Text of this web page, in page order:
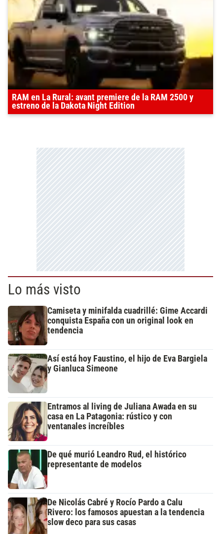
RAM en La Rural: avant premiere de la RAM 2500 y
estreno de la Dakota Night Edition
Lo más visto
Camiseta y minifalda cuadrillé: Gime Accardi
conquista España con un original look en
tendencia
Así está hoy Faustino, el hijo de Eva Bargiela
y Gianluca Simeone
Entramos al living de Juliana Awada en su
casa en La Patagonia: rústico y con
ventanales increíbles
De qué murió Leandro Rud, el histórico
representante de modelos
De Nicolás Cabré y Rocío Pardo a Calu
Rivero: los famosos apuestan a la tendencia
slow deco para sus casas